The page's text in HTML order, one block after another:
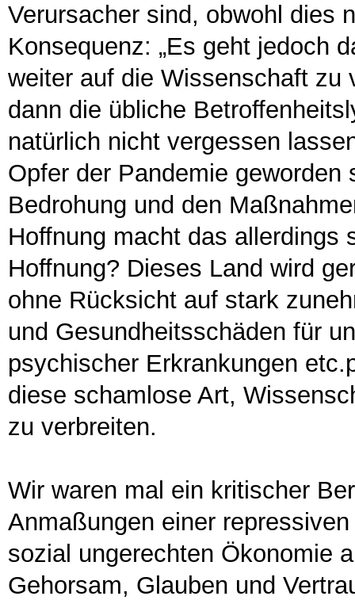
Verursacher sind, obwohl dies
Konsequenz: „Es geht jedoch
weiter auf die Wissenschaft zu
dann die übliche
natürlich nicht vergessen
Opfer der Pandemie
Bedrohung und den
Hoffnung macht das allerdings
Hoffnung? Dieses Land wird
ohne Rücksicht auf stark
und Gesundheitsschäden für
psychischer Erkrankungen
diese schamlose Art,
zu verbreiten.
Wir waren mal ein kritischer
Anmaßungen einer
sozial ungerechten Ökonomie
Gehorsam, Glauben und